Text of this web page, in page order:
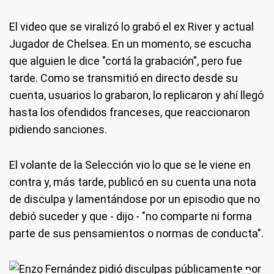
El video que se viralizó lo grabó el ex River y actual
Jugador de Chelsea. En un momento, se escucha
que alguien le dice "cortá la grabación", pero fue
tarde. Como se transmitió en directo desde su
cuenta, usuarios lo grabaron, lo replicaron y ahí llegó
hasta los ofendidos franceses, que reaccionaron
pidiendo sanciones.
El volante de la Selección vio lo que se le viene en
contra y, más tarde, publicó en su cuenta una nota
de disculpa y lamentándose por un episodio que no
debió suceder y que - dijo - "no comparte ni forma
parte de sus pensamientos o normas de conducta".